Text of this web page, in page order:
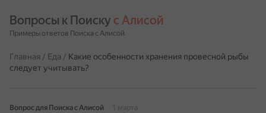
Вопросы к Поиску с Алисой
Примеры ответов Поиска с Алисой
Главная / Еда / Какие особенности хранения провесной рыбы
следует учитывать?
Вопрос для Поиска с Алисой
1 марта